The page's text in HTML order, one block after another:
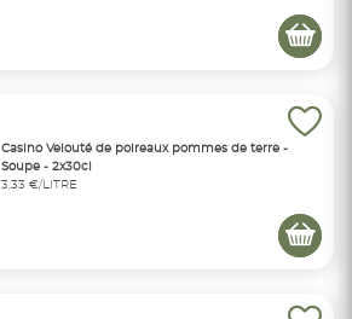
Casino Velouté de poireaux pommes de terre -
Soupe - 2x30cl
3,33 €/LITRE